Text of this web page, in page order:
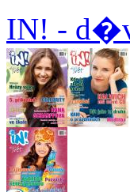
IN! -